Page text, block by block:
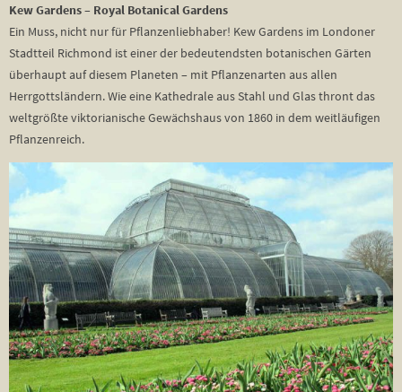
Kew Gardens – Royal Botanical Gardens
Ein Muss, nicht nur für Pflanzenliebhaber! Kew Gardens im Londoner
Stadtteil Richmond ist einer der bedeutendsten botanischen Gärten
überhaupt auf diesem Planeten – mit Pflanzenarten aus allen
Herrgottsländern. Wie eine Kathedrale aus Stahl und Glas thront das
weltgrößte viktorianische Gewächshaus von 1860 in dem weitläufigen
Pflanzenreich.